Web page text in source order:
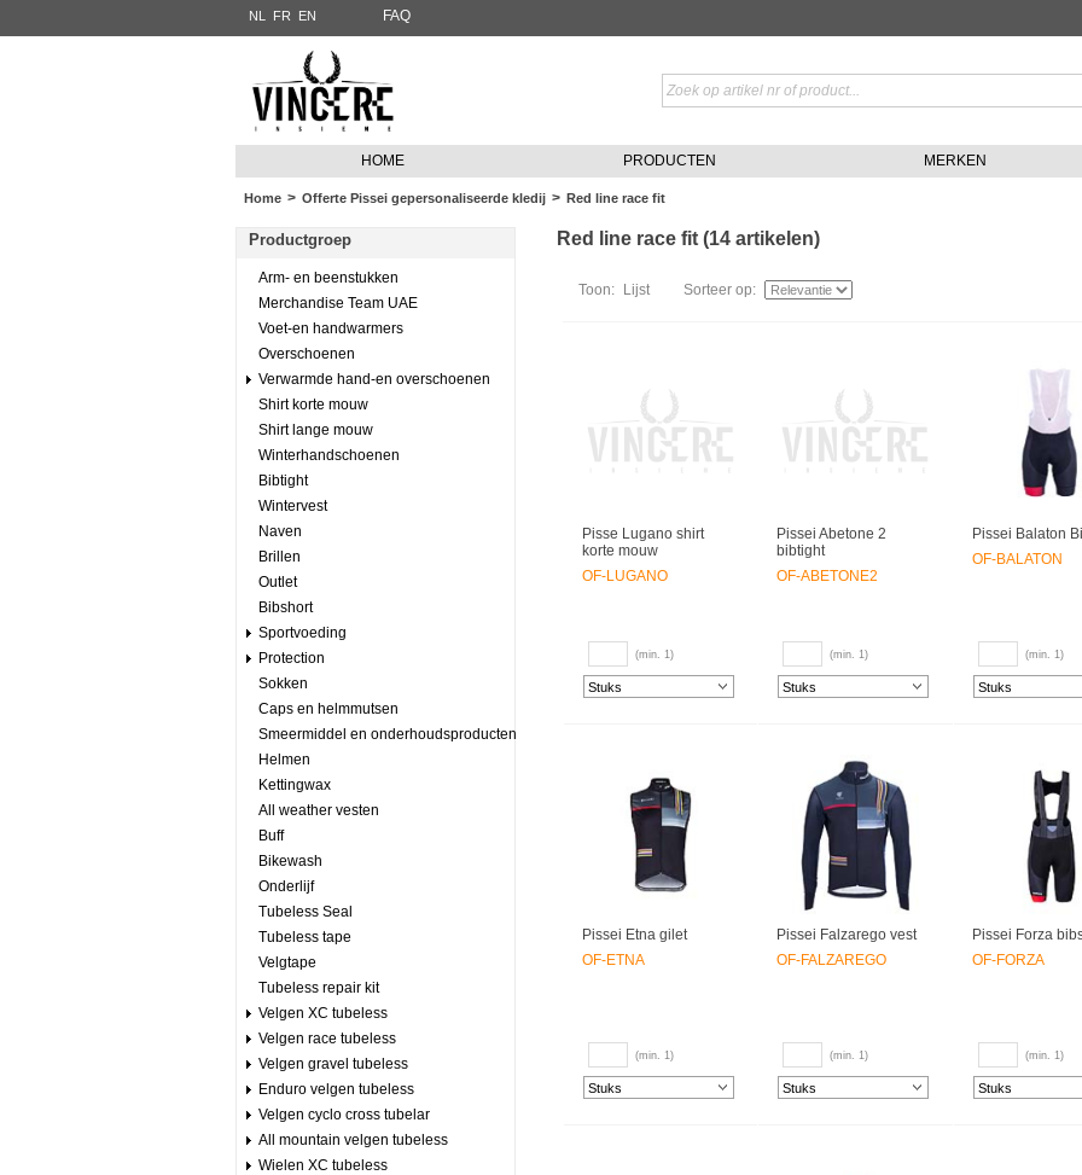
NL FR EN FAQ
HOME PRODUCTEN MERKEN
Home > Offerte Pissei gepersonaliseerde kledij > Red line race fit
Productgroep
Arm- en beenstukken
Merchandise Team UAE
Voet-en handwarmers
Overschoenen
Verwarmde hand-en overschoenen
Shirt korte mouw
Shirt lange mouw
Winterhandschoenen
Bibtight
Wintervest
Naven
Brillen
Outlet
Bibshort
Sportvoeding
Protection
Sokken
Caps en helmmutsen
Smeermiddel en onderhoudsproducten
Helmen
Kettingwax
All weather vesten
Buff
Bikewash
Onderlijf
Tubeless Seal
Tubeless tape
Velgtape
Tubeless repair kit
Velgen XC tubeless
Velgen race tubeless
Velgen gravel tubeless
Enduro velgen tubeless
Velgen cyclo cross tubelar
All mountain velgen tubeless
Wielen XC tubeless
Red line race fit (14 artikelen)
Toon: Lijst Sorteer op:
Pisse Lugano shirt
korte mouw
OF-LUGANO
(min. 1)
Pissei Abetone 2
bibtight
OF-ABETONE2
(min. 1)
Pissei Balaton
OF-BALATON
(min. 1)
Pissei Etna gilet
OF-ETNA
(min. 1)
Pissei Falzarego vest
OF-FALZAREGO
(min. 1)
Pissei Forza
OF-FORZA
(min. 1)